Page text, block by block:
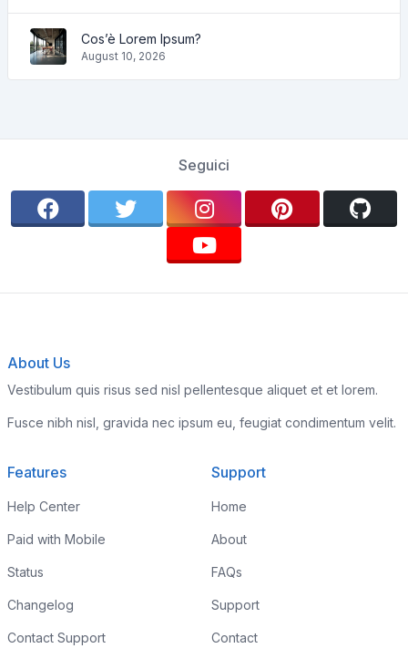
Cos’è Lorem Ipsum?
August 10, 2026
Seguici
About Us
Vestibulum quis risus sed nisl pellentesque aliquet et et lorem.
Fusce nibh nisl, gravida nec ipsum eu, feugiat condimentum velit.
Features
Help Center
Paid with Mobile
Status
Changelog
Contact Support
Support
Home
About
FAQs
Support
Contact